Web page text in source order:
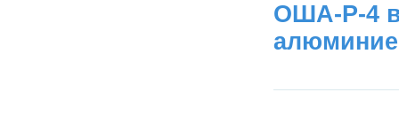
ОША-Р-4